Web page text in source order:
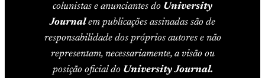
colunistas e anunciantes do University
Journalem publicações assinadas são de
responsabilidade dos próprios autores e não
representam, necessariamente, a visão ou
posição oficial do University Journal.